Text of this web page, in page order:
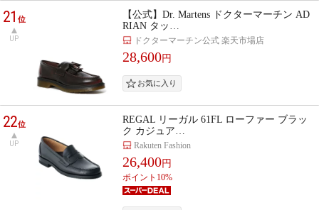
21位
UP
【公式】Dr. Martens ドクターマーチン AD
RIAN タッ…
ドクターマーチン公式 楽天市場店
28,600円
22位
UP
REGAL リーガル 61FL ローファー ブラッ
ク カジュア…
Rakuten Fashion
26,400円
ポイント10%